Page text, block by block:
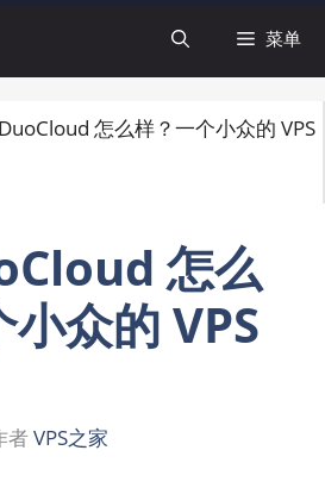
菜单
怎么样？一个小众的 VPS
怎么
众的 VPS
者VPS之家